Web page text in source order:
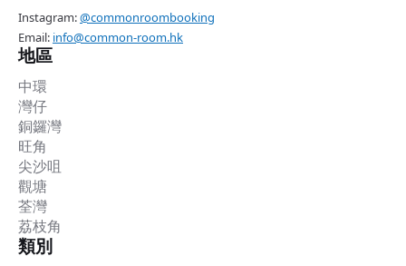
Instagram:@commonroombooking
Email: info@common-room.hk
地區
中環
灣仔
銅鑼灣
旺角
尖沙咀
觀塘
荃灣
荔枝角
類別